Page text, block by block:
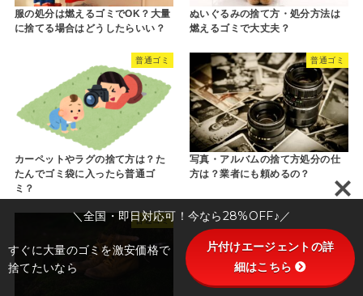
服の処分は燃えるゴミでOK？大量
に捨てる場合はどうしたらいい？
ぬいぐるみの捨て方・処分方法は
燃えるゴミで大丈夫？
普通ゴミ
カーペットやラグの捨て方は？た
たんでゴミ袋に入ったら普通ゴ
ミ？
普通ゴミ
写真・アルバムの捨て方処分の仕
方は？業者にも頼めるの？
普通ゴミ
＼全国・即日対応可！今なら28%OFF♪／
すぐに大量のゴミを激安価格で
捨てたいなら
片付けエージェントの詳
細はこちら